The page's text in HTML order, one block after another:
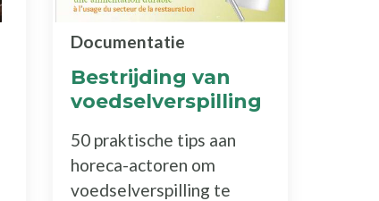
Bestrijding van
voedselverspilling
Documentatie
50 praktische tips aan
horeca-actoren om
voedselverspilling te